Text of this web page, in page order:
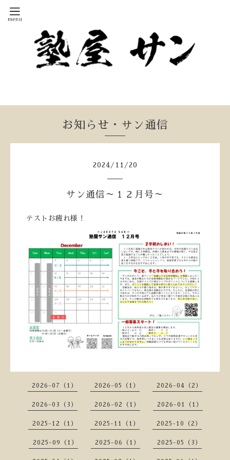
お知らせ・サン通信
2024 / 11 /20
サン通信～１２月号～
テストお疲れ様！
2026-07（1） 2026-05（1） 2026-04（2）
2026-03（3） 2026-02（1） 2026-01（1）
2025-12（1） 2025-11（1） 2025-10（2）
2025-09（1） 2025-06（1） 2025-05（3）